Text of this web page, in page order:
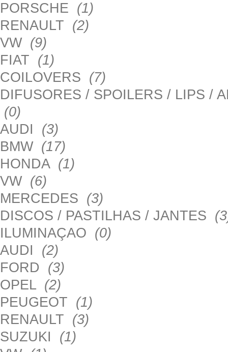
PORSCHE (1)
RENAULT (2)
VW (9)
FIAT (1)
COILOVERS (7)
DIFUSORES / SPOILERS / LIPS /
(0)
AUDI (3)
BMW (17)
HONDA (1)
VW (6)
MERCEDES (3)
DISCOS / PASTILHAS / JANTES
ILUMINAÇAO (0)
AUDI (2)
FORD (3)
OPEL (2)
PEUGEOT (1)
RENAULT (3)
SUZUKI (1)